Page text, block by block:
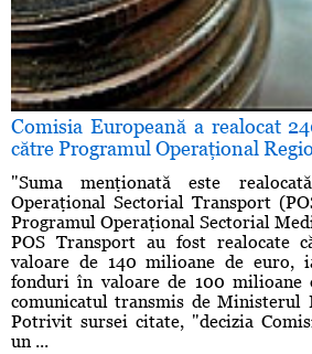
Comisia Europeană a realocat
către Programul Operaţional
"Suma menţionată este
Operaţional Sectorial Transport
Programul Operaţional Sectorial
POS Transport au fost realocate
valoare de 140 milioane de euro,
fonduri în valoare de 100 milioane
comunicatul transmis de Ministerul
Potrivit sursei citate, "decizia
un ...